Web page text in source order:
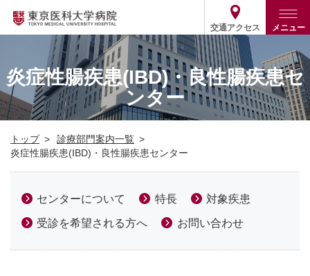
交通アクセス メニュー
トップ
外来・入院案内
外来
入院
患者支援・相談窓口
診療部門案内
診療部門案内一覧
医師・歯科医師等情報検索
病院案内
基本情報
役割・取り組み
外部評価
医療関係の方
採用関連
その他 03-3342-6111 (代表)
炎症性腸疾患(IBD)・良性腸疾患セ
ンター
トップ
診療部門案内一覧
炎症性腸疾患(IBD)・良性腸疾患センター
センターについて 特長 対象疾患
受診を希望される方へ お問い合わせ